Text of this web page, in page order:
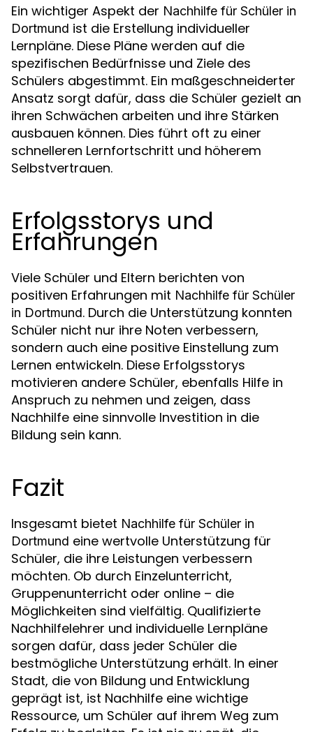
Ein wichtiger Aspekt der Nachhilfe für Schüler in
Dortmund ist die Erstellung individueller
Lernpläne. Diese Pläne werden auf die
spezifischen Bedürfnisse und Ziele des
Schülers abgestimmt. Ein maßgeschneiderter
Ansatz sorgt dafür, dass die Schüler gezielt an
ihren Schwächen arbeiten und ihre Stärken
ausbauen können. Dies führt oft zu einer
schnelleren Lernfortschritt und höherem
Selbstvertrauen.
Erfolgsstorys und
Erfahrungen
Viele Schüler und Eltern berichten von
positiven Erfahrungen mit Nachhilfe für Schüler
in Dortmund. Durch die Unterstützung konnten
Schüler nicht nur ihre Noten verbessern,
sondern auch eine positive Einstellung zum
Lernen entwickeln. Diese Erfolgsstorys
motivieren andere Schüler, ebenfalls Hilfe in
Anspruch zu nehmen und zeigen, dass
Nachhilfe eine sinnvolle Investition in die
Bildung sein kann.
Fazit
Insgesamt bietet Nachhilfe für Schüler in
Dortmund eine wertvolle Unterstützung für
Schüler, die ihre Leistungen verbessern
möchten. Ob durch Einzelunterricht,
Gruppenunterricht oder online – die
Möglichkeiten sind vielfältig. Qualifizierte
Nachhilfelehrer und individuelle Lernpläne
sorgen dafür, dass jeder Schüler die
bestmögliche Unterstützung erhält. In einer
Stadt, die von Bildung und Entwicklung
geprägt ist, ist Nachhilfe eine wichtige
Ressource, um Schüler auf ihrem Weg zum